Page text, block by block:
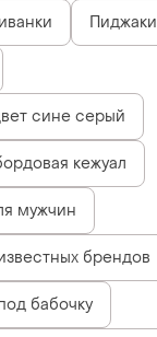
Пиджаки
сине серый
кежуал
мужчин
брендов
бабочку